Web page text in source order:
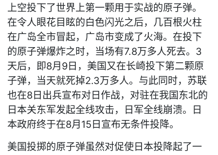
上空投下了世界上第一颗用于实战的原子弹。
在令人眼花目眩的白色闪光之后，几百根火柱
在广岛全市冒起，广岛市变成了火海。在投下
的原子弹爆炸之时，当场有7.8万多人死去。3
天后，即8月9日，美国又在长崎投下第二颗原
子弹，当天就死掉2.3万多人。与此同时，苏联
也在8日出兵宣布对日作战，对驻在我国东北的
日本关东军发起全线攻击，日军全线崩溃。日
本政府终于在8月15日宣布无条件投降。
美国投掷的原子弹虽然对促使日本投降起了一